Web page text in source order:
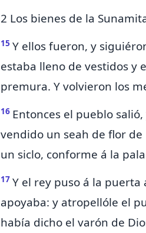
2 Los bienes de la
15 Y ellos fueron, y
estaba lleno de vestidos y
premura. Y volvieron los
16 Entonces el pueblo
vendidoun seah de flor de
un siclo, conforme á la
17 Y el rey puso á la puerta
apoyaba: y atropellóle el
había dicho el varón de